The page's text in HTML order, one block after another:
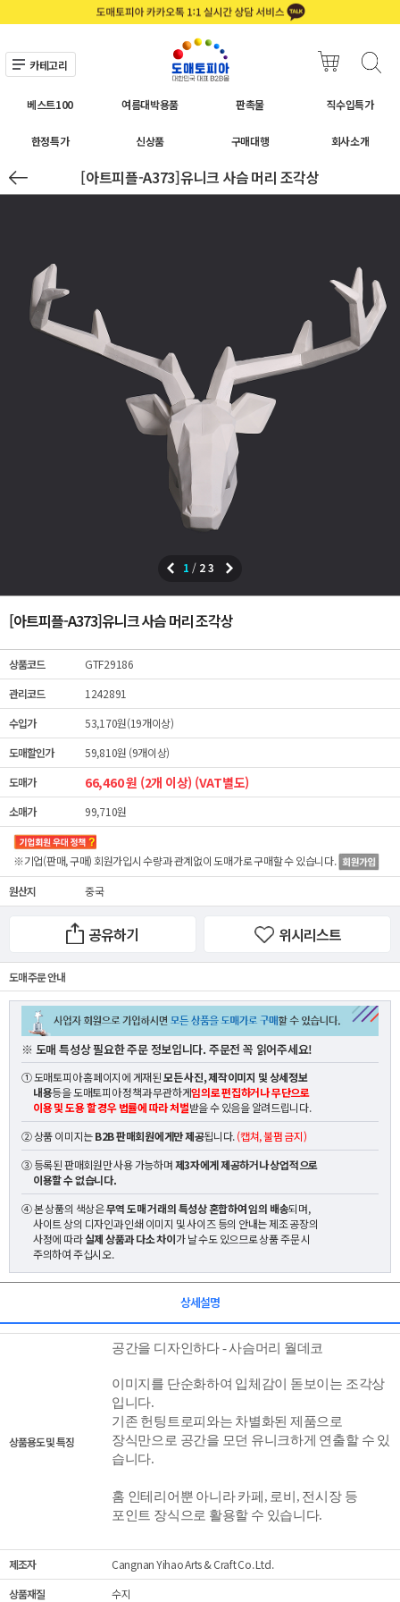
카테고리
베스트100 여름대박용품 판촉물 직수입특가
한정특가 신상품 구매대행 회사소개
[아트피플-A373]유니크 사슴 머리 조각상
1 / 23
[아트피플-A373]유니크 사슴 머리 조각상
상품코드
GTF29186
관리코드
1242891
수입가
53,170원(19개이상)
도매할인가
59,810원 (9개이상)
도매가
66,460 원 (2개 이상) (VAT별도)
소매가 99,710원
※기업(판매, 구매) 회원가입시 수량과 관계없이도매가로 구매할 수 있습니다.
원산지 중국
공유하기 위시리스트
도매 주문 안내
※ 도매 특성상 필요한 주문 정보입니다. 주문전 꼭 읽어주세요!
① 도매토피아 홈페이지에 게재된모든 사진, 제작이미지 및 상세정보
내용등을 도매토피아 정책과 무관하게임의로 편집하거나 무단으로
이용 및 도용 할 경우 법률에 따라 처벌받을 수 있음을 알려드립니다.
② 상품 이미지는B2B 판매회원에게만 제공됩니다.(캡쳐, 불펌 금지)
③ 등록된 판매회원만 사용 가능하며제3자에게 제공하거나 상업적으로
이용할 수 없습니다.
④ 본 상품의 색상은무역 도매 거래의 특성상 혼합하여 임의 배송되며,
사이트 상의 디자인과 인쇄 이미지 및 사이즈 등의 안내는 제조 공장의
사정에 따라실제 상품과 다소 차이가 날 수도 있으므로 상품 주문 시
주의하여 주십시오.
상세설명
상품용도 및 특징
공간을 디자인하다 - 사슴머리 월데코
이미지를 단순화하여 입체감이 돋보이는 조각상
입니다.
기존 헌팅트로피와는 차별화된 제품으로
장식만으로 공간을 모던 유니크하게 연출할 수 있
습니다.
홈 인테리어뿐 아니라 카페, 로비, 전시장 등
포인트 장식으로 활용할 수 있습니다.
제조자
Cangnan Yihao Arts & Craft Co. Ltd.
상품재질
수지